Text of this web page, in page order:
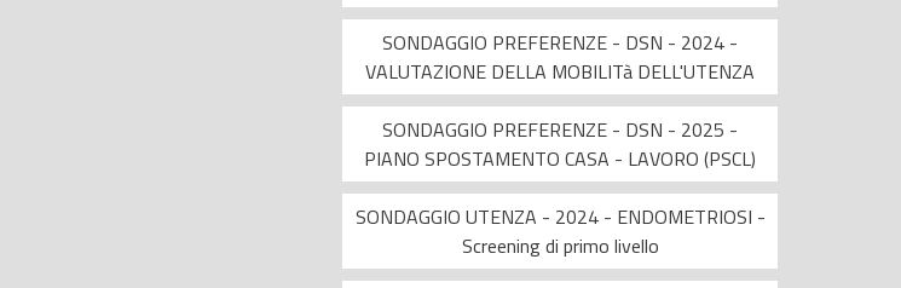
SONDAGGIO PREFERENZE - DSN - 2024 -
VALUTAZIONE DELLA MOBILITà DELL'UTENZA
SONDAGGIO PREFERENZE - DSN - 2025 -
PIANO SPOSTAMENTO CASA - LAVORO (PSCL)
SONDAGGIO UTENZA - 2024 - ENDOMETRIOSI -
Screening di primo livello